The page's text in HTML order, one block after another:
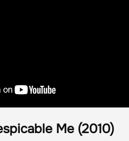
Me (2010)